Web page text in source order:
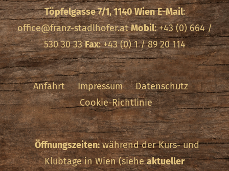
Töpfelgasse 7/1, 1140 Wien E-Mail:
office@franz-stadlhofer.at Mobil: +43 (0) 664 /
530 30 33Fax: +43 (0) 1 / 89 20 114
Anfahrt Impressum
Datenschutz
Cookie-Richtlinie
Öffnungszeiten:während der Kurs- und
Klubtage in Wien (sieheaktueller